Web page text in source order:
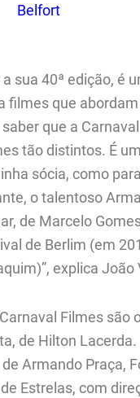
Belfort
sua 40ª edição, é
filmes que
que a
tão distintos. É
sócia, como
o talentoso
de Marcelo
de Berlim (em
explica João
Filmes são
de Hilton
Armando Praça,
Estrelas, com